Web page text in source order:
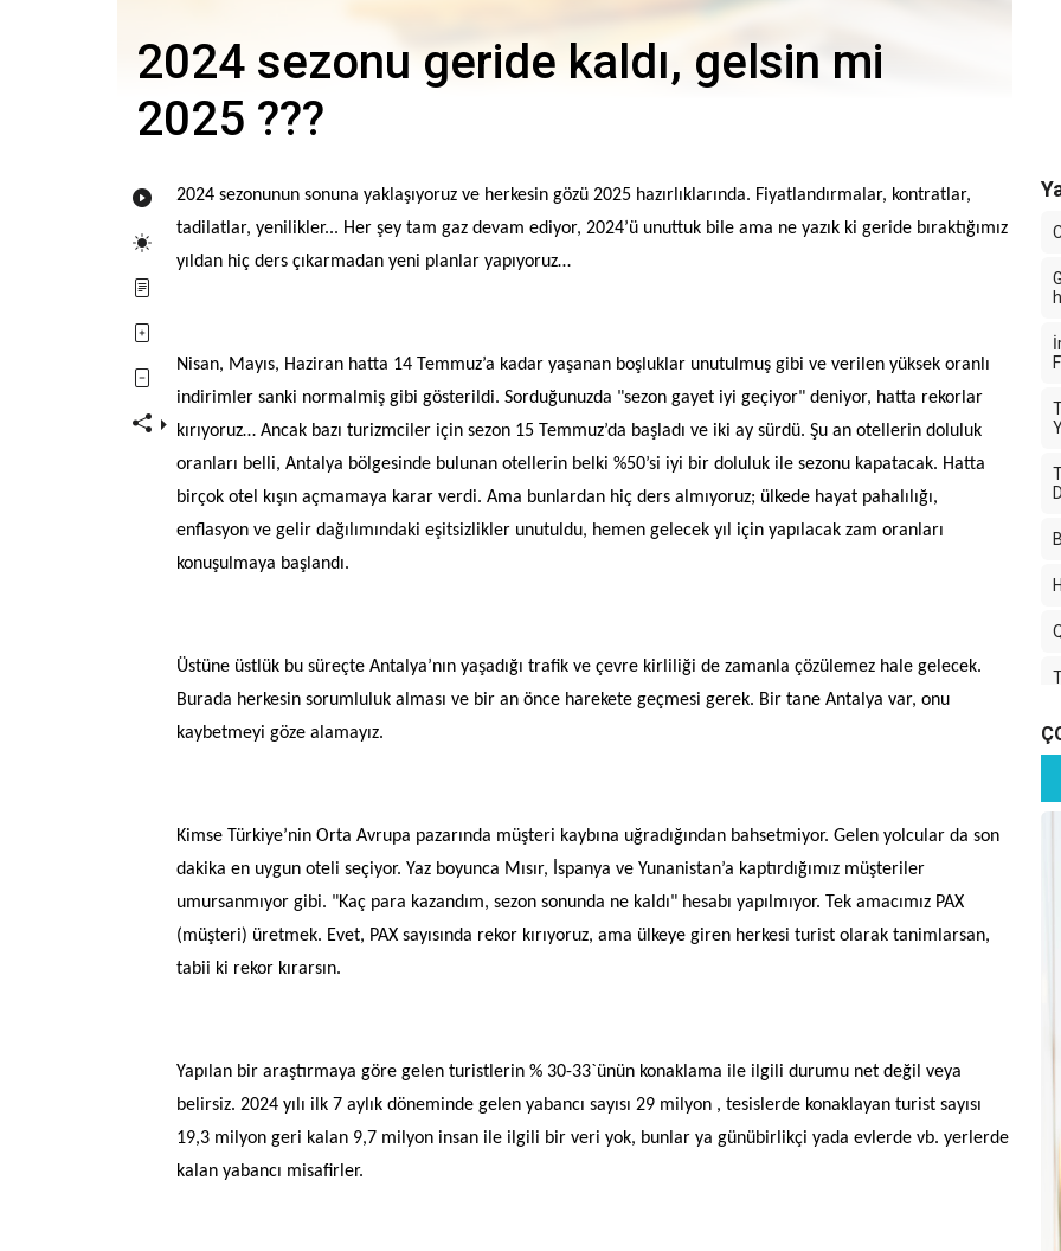
2024 sezonu geride kaldı, gelsin mi
2025 ???
2024 sezonunun sonuna yaklaşıyoruz ve herkesin gözü 2025 hazırlıklarında. Fiyatlandırmalar, kontratlar,
tadilatlar, yenilikler... Her şey tam gaz devam ediyor, 2024’ü unuttuk bile ama ne yazık ki geride bıraktığımız
yıldan hiç ders çıkarmadan yeni planlar yapıyoruz…
Nisan, Mayıs, Haziran hatta 14 Temmuz’a kadar yaşanan boşluklar unutulmuş gibi ve verilen yüksek oranlı
indirimler sanki normalmiş gibi gösterildi. Sorduğunuzda "sezon gayet iyi geçiyor" deniyor, hatta rekorlar
kırıyoruz… Ancak bazı turizmciler için sezon 15 Temmuz’da başladı ve iki ay sürdü. Şu an otellerin doluluk
oranları belli, Antalya bölgesinde bulunan otellerin belki %50’si iyi bir doluluk ile sezonu kapatacak. Hatta
birçok otel kışın açmamaya karar verdi. Ama bunlardan hiç ders almıyoruz; ülkede hayat pahalılığı,
enflasyon ve gelir dağılımındaki eşitsizlikler unutuldu, hemen gelecek yıl için yapılacak zam oranları
konuşulmaya başlandı.
Üstüne üstlük bu süreçte Antalya’nın yaşadığı trafik ve çevre kirliliği de zamanla çözülemez hale gelecek.
Burada herkesin sorumluluk alması ve bir an önce harekete geçmesi gerek. Bir tane Antalya var, onu
kaybetmeyi göze alamayız.
Kimse Türkiye’nin Orta Avrupa pazarında müşteri kaybına uğradığından bahsetmiyor. Gelen yolcular da son
dakika en uygun oteli seçiyor. Yaz boyunca Mısır, İspanya ve Yunanistan’a kaptırdığımız müşteriler
umursanmıyor gibi. "Kaç para kazandım, sezon sonunda ne kaldı" hesabı yapılmıyor. Tek amacımız PAX
(müşteri) üretmek. Evet, PAX sayısında rekor kırıyoruz, ama ülkeye giren herkesi turist olarak tanimlarsan,
tabii ki rekor kırarsın.
Yapılan bir araştırmaya göre gelen turistlerin % 30-33`ünün konaklama ile ilgili durumu net değil veya
belirsiz. 2024 yılı ilk 7 aylık döneminde gelen yabancı sayısı 29 milyon , tesislerde konaklayan turist sayısı
19,3 milyon geri kalan 9,7 milyon insan ile ilgili bir veri yok, bunlar ya günübirlikçi yada evlerde vb. yerlerde
kalan yabancı misafirler.